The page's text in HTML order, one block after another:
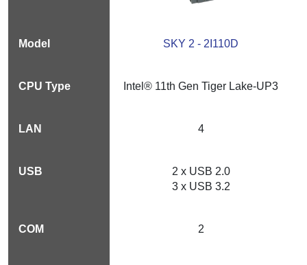
SKY 2 - 2I110D
Intel® 11th Gen Tiger Lake-UP3
4
2 x USB 2.0
3 x USB 3.2
2